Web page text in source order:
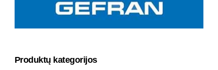
Produktų kategorijos